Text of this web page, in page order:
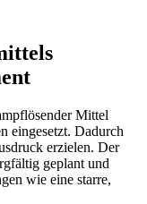
Mittel
eingesetzt. Dadurch
erzielen. Der
geplant und
wie eine starre,